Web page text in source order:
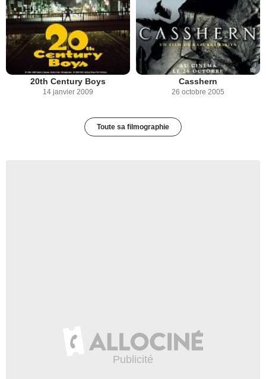
20th Century Boys
14 janvier 2009
Casshern
26 octobre 2005
Toute sa filmographie